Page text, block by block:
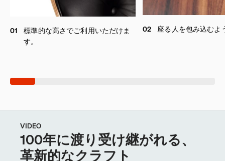
01
標準的な高さでご利用いただけま
す。
02 座る人を包み込むよ
VIDEO
100年に渡り受け継がれる、
革新的なクラフト